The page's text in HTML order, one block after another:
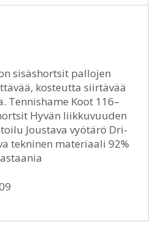
sisäshortsit pallojen
kosteutta siirtävää
Tennishame Koot 116–
Hyvän liikkuvuuden
Joustava vyötärö Dri-
tekninen materiaali 92%